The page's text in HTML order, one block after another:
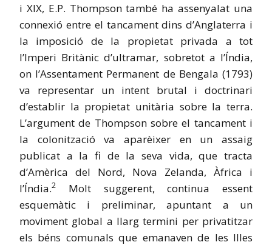
i XIX, E.P. Thompson també ha assenyalat una
connexió entre el tancament dins d’Anglaterra i
la imposició de la propietat privada a tot
l’Imperi Britànic d’ultramar, sobretot a l’Índia,
on l’Assentament Permanent de Bengala (1793)
va representar un intent brutal i doctrinari
d’establir la propietat unitària sobre la terra.
L’argument de Thompson sobre el tancament i
la colonització va aparèixer en un assaig
publicat a la fi de la seva vida, que tracta
d’Amèrica del Nord, Nova Zelanda, Àfrica i
l’Índia.2
Molt suggerent, continua essent
esquemàtic i preliminar, apuntant a un
moviment global a llarg termini per privatitzar
els béns comunals que emanaven de les Illes